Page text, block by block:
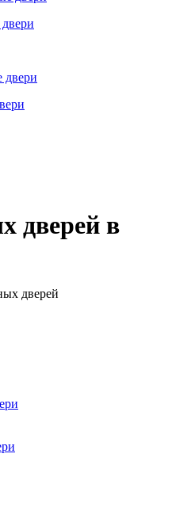
дверей в
дверей